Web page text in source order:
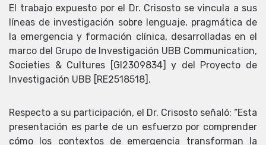
El trabajo expuesto por el Dr. Crisosto se vincula a sus
líneas de investigación sobre lenguaje, pragmática de
la emergencia y formación clínica, desarrolladas en el
marco del Grupo de Investigación UBB Communication,
Societies & Cultures [GI2309834] y del Proyecto de
Investigación UBB [RE2518518].
Respecto a su participación, el Dr. Crisosto señaló: “Esta
presentación es parte de un esfuerzo por comprender
cómo los contextos de emergencia transforman la